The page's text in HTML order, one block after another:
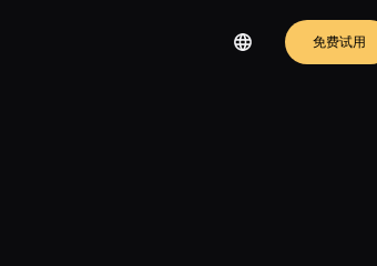
免费试用